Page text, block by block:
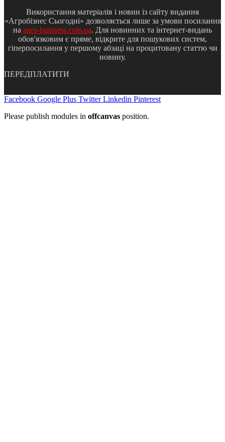
Використання матеріалів і новин із сайту видання
«Агробізнес Сьогодні» дозволяється лише за умови посилання
на agro-business.com.ua. Для новинних та інтернет-видань
обов'язковим є пряме, відкрите для пошукових систем,
гіперпосилання у першому абзаці на процитовану статтю чи
новину.
ПЕРЕДПЛАТИТИ
Facebook Google Plus Twitter Linkedin Pinterest
Please publish modules in offcanvas position.